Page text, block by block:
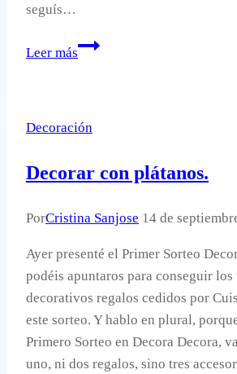
seguís…
Leer más
Decorar
un
DIY.
Decoración
Decorar con plátanos.
PorCristina Sanjose 14 de
Ayer presenté el Primer Sorteo
podéis apuntaros para conseguir
decorativos regalos cedidos por
este sorteo. Y hablo en plural,
Primero Sorteo en Decora Decora,
uno, ni dos regalos, sino tres